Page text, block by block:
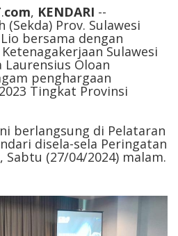
.com, KENDARI --
(Sekda) Prov. Sulawesi
bersama dengan
Ketenagakerjaan Sulawesi
Laurensius Oloan
penghargaan
Tingkat Provinsi
berlangsung di Pelataran
disela-sela Peringatan
Sabtu (27/04/2024) malam.